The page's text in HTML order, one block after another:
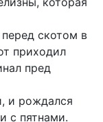
скотом в
приходил
пред
и рождался
с пятнами.